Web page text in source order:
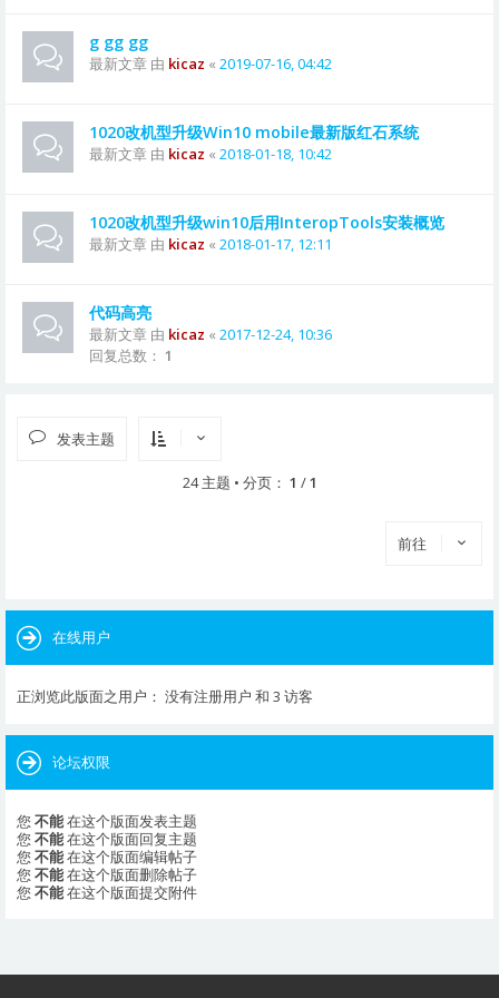
g gg gg
最新文章 由 kicaz « 2019-07-16, 04:42
1020改机型升级Win10 mobile最新版红石系统
最新文章 由 kicaz « 2018-01-18, 10:42
1020改机型升级win10后用InteropTools安装概览
最新文章 由 kicaz « 2018-01-17, 12:11
代码高亮
最新文章 由 kicaz « 2017-12-24, 10:36
回复总数： 1
发表主题
24 主题 • 分页： 1 /1
前往
在线用户
正浏览此版面之用户： 没有注册用户 和 3 访客
论坛权限
您 不能在这个版面发表主题
您 不能在这个版面回复主题
您 不能在这个版面编辑帖子
您 不能在这个版面删除帖子
您 不能在这个版面提交附件